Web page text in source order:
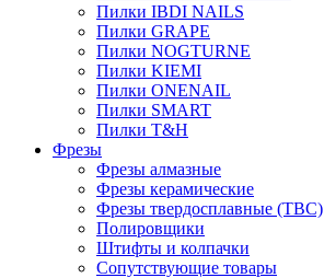
Пилки IBDI NAILS
Пилки GRAPE
Пилки NOGTURNE
Пилки KIEMI
Пилки ONENAIL
Пилки SMART
Пилки T&H
Фрезы
Фрезы алмазные
Фрезы керамические
Фрезы твердосплавные (ТВС)
Полировщики
Штифты и колпачки
Сопутствующие товары